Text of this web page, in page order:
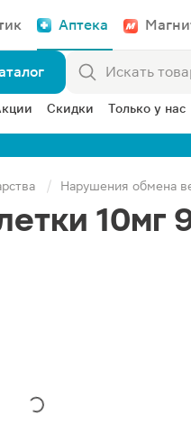
Аптека
Скидки Только у нас
Нарушения обмена
10мг